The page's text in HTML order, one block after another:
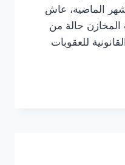
الماضية، عاش
المخازن حالة من
للعقوبات